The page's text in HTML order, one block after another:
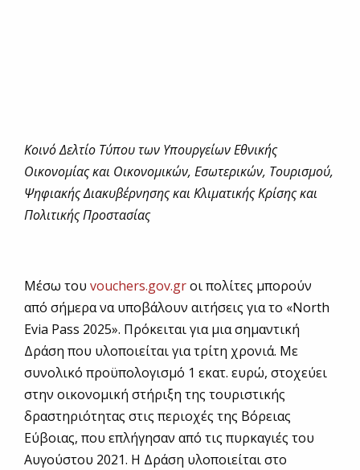
Κοινό Δελτίο Τύπου των Υπουργείων Εθνικής
Οικονομίας και Οικονομικών, Εσωτερικών, Τουρισμού,
Ψηφιακής Διακυβέρνησης και Κλιματικής Κρίσης και
Πολιτικής Προστασίας
Μέσω του vouchers.gov.grοι πολίτες μπορούν
από σήμερα να υποβάλουν αιτήσεις για το «North
Evia Pass 2025». Πρόκειται για μια σημαντική
Δράση που υλοποιείται για τρίτη χρονιά. Με
συνολικό προϋπολογισμό 1 εκατ. ευρώ, στοχεύει
στην οικονομική στήριξη της τουριστικής
δραστηριότητας στις περιοχές της Βόρειας
Εύβοιας, που επλήγησαν από τις πυρκαγιές του
Αυγούστου 2021. Η Δράση υλοποιείται στο